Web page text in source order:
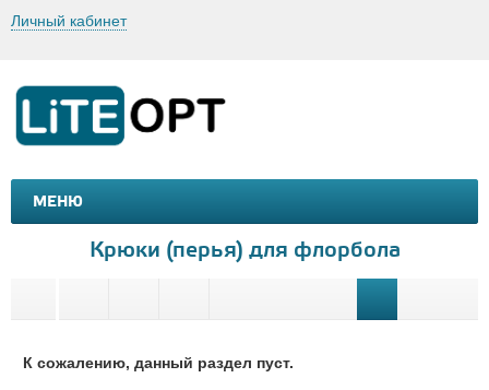
Личный кабинет
МЕНЮ
МАШИНКИ И МОТОЦИКЛЫ
Крюки (перья) для флорбола
К сожалению, данный раздел пуст.